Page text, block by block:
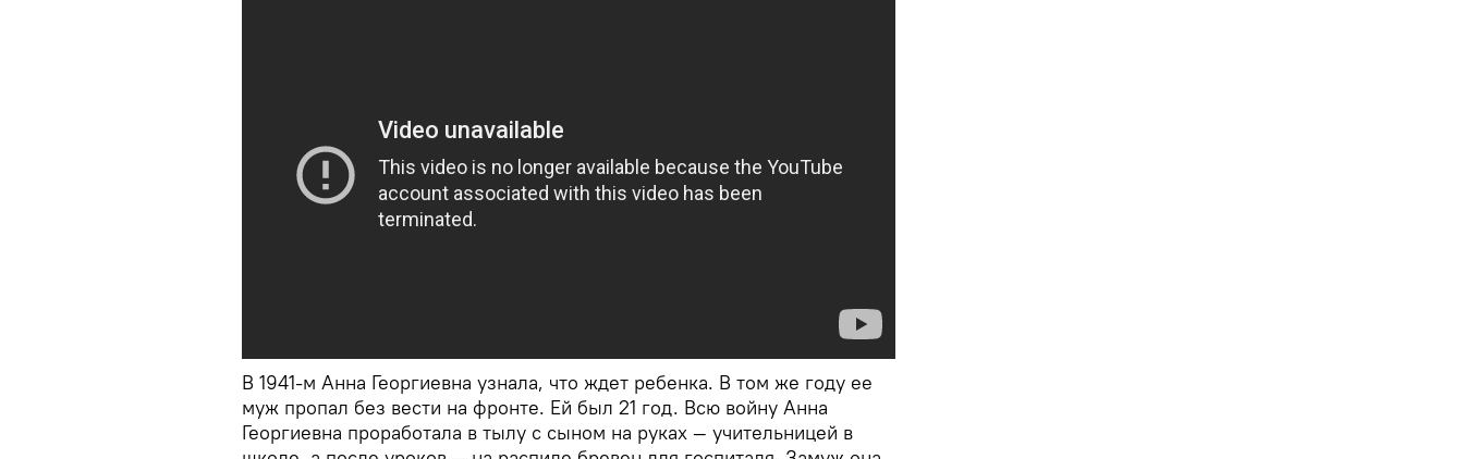
В 1941-м Анна Георгиевна узнала, что ждет ребенка. В том же году ее
муж пропал без вести на фронте. Ей был 21 год. Всю войну Анна
Георгиевна проработала в тылу с сыном на руках — учительницей в